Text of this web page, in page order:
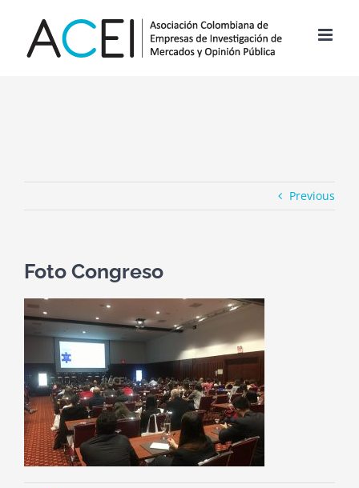
content
Previous
Foto Congreso